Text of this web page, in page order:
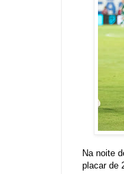
Na noite
placar de